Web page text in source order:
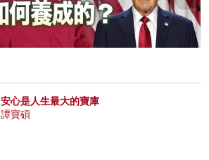
安心是人生最大的寶庫
譚寶碩